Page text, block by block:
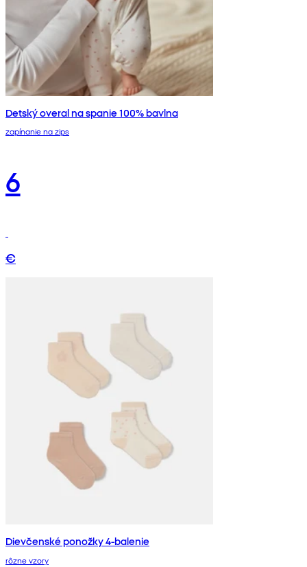
Detský overal na spanie 100% bavlna
zapínanie na zips
6
€
Dievčenské ponožky 4-balenie
rôzne vzory